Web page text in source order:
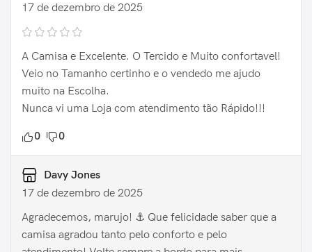
17 de dezembro de 2025
A Camisa e Excelente. O Tercido e Muito confortavel!
Veio no Tamanho certinho e o vendedo me ajudo
muito na Escolha.
Nunca vi uma Loja com atendimento tão Rápido!!!
0 0
Davy Jones
17 de dezembro de 2025
Agradecemos, marujo! ⚓️ Que felicidade saber que a
camisa agradou tanto pelo conforto e pelo